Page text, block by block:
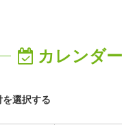
カレンダ
選択する